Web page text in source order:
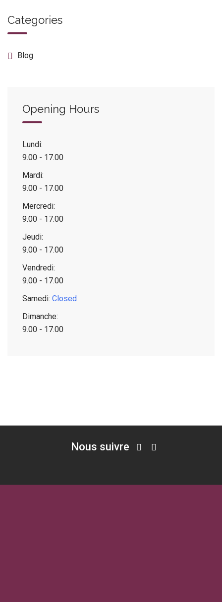
Categories
Blog
Opening Hours
Lundi:
9.00 - 17.00
Mardi:
9.00 - 17.00
Mercredi:
9.00 - 17.00
Jeudi:
9.00 - 17.00
Vendredi:
9.00 - 17.00
Samedi: Closed
Dimanche:
9.00 - 17.00
Nous suivre